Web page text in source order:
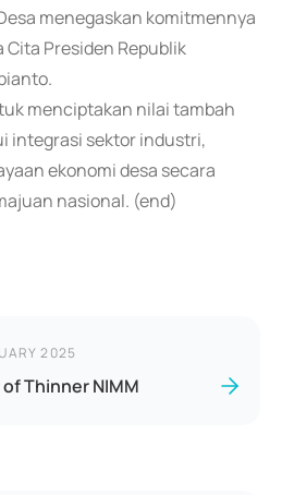
menegaskan komitmennya
Presiden Republik
menciptakan nilai tambah
integrasi sektor industri,
ekonomi desa secara
nasional. (end)
2025
Thinner NIMM